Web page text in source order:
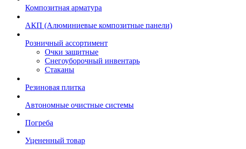
Композитная арматура
АКП (Алюминиевые композитные панели)
Розничный ассортимент
Очки защитные
Снегоуборочный инвентарь
Стаканы
Резиновая плитка
Автономные очистные системы
Погреба
Уцененный товар